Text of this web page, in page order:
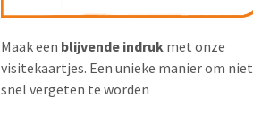
Maak een blijvende indrukmet onze
visitekaartjes. Een unieke manier om niet
snel vergeten te worden